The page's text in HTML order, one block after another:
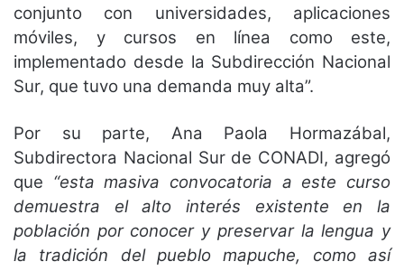
conjunto con universidades, aplicaciones
móviles, y cursos en línea como este,
implementado desde la Subdirección Nacional
Sur, que tuvo una demanda muy alta”.
Por su parte, Ana Paola Hormazábal,
Subdirectora Nacional Sur de CONADI, agregó
que “esta masiva convocatoria a este curso
demuestra el alto interés existente en la
población por conocer y preservar la lengua y
la tradición del pueblo mapuche, como así